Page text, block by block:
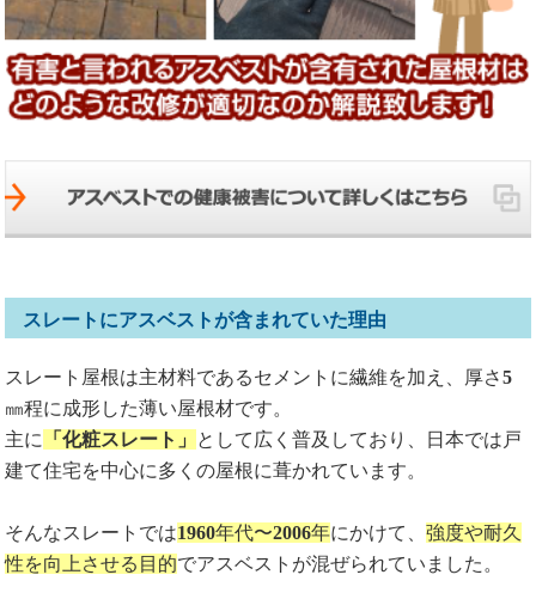
スレートにアスベストが含まれていた理由
スレート屋根は主材料であるセメントに繊維を加え、厚さ5
㎜程に成形した薄い屋根材です。
主に
「化粧スレート」 として広く普及しており、日本では戸
建て住宅を中心に多くの屋根に葺かれています。
そんなスレートでは1960年代〜2006年にかけて、強度や耐久
性を向上させる目的でアスベストが混ぜられていました。